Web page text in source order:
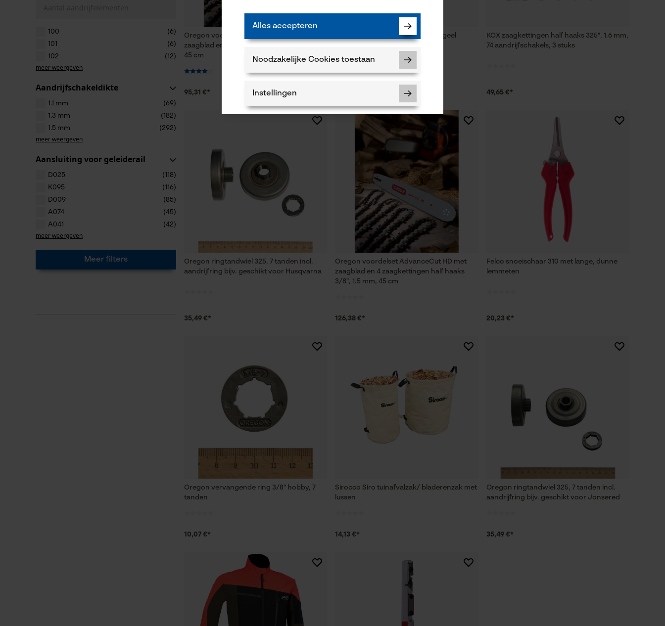
100
(6)
101
(6)
102
(12)
meer weergeven
Aandrijfschakeldikte
1.1 mm
(69)
1.3 mm
(182)
1.5 mm
(292)
meer weergeven
Aansluiting voor geleiderail
D025
(118)
K095
(116)
D009
(85)
A074
(45)
A041
(42)
meer weergeven
Meer filters
Oregon voordelset ControlCut met
zaagblad en 4 zaagkettingen 325", 1.6 mm,
45 cm
95,31 €*
3M veiligheidsbril SecureFit 400, geel
KOX zaagkettingen half haaks 325", 1.6 mm,
74 aandrijfschakels, 3 stuks
49,65 €*
Oregon ringtandwiel 325, 7 tanden incl.
aandrijfring bijv. geschikt voor Husqvarna
35,49 €*
Oregon voordelset AdvanceCut HD met
zaagblad en 4 zaagkettingen half haaks
3/8", 1.5 mm, 45 cm
126,38 €*
Felco snoeischaar 310 met lange, dunne
lemmeten
20,23 €*
Oregon vervangende ring 3/8" hobby, 7
tanden
10,07 €*
Sirocco Siro tuinafvalzak/ bladerenzak met
lussen
14,13 €*
Oregon ringtandwiel 325, 7 tanden incl.
aandrijfring bijv. geschikt voor Jonsered
35,49 €*
Alles accepteren
Noodzakelijke Cookies toestaan
Instellingen
Noodzakelijke Cookies
Controleer instelling van cookies
De keuze voor gegevensverwerking
opslaan
Statistische Cookies
Fact-Finder Tracking
Prestatie en functionele Cookies
Gepersonaliseerde homepage
Opgeslagen winkelwagen
Geo-IP en gebruikersdetectie
Marketing Cookies
Google Global Site Tag